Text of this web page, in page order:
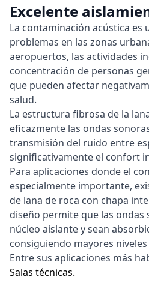
Excelente
La contaminación acústica es
problemas en las zonas
aeropuertos, las actividades
concentración de personas
que pueden afectar
salud.
La estructura fibrosa de la
eficazmente las ondas
transmisión del ruido entre
significativamente el confort
Para aplicaciones donde el
especialmente importante,
de lana de roca con chapa
diseño permite que las ondas
núcleo aislante y sean
consiguiendo mayores
Entre sus aplicaciones más
Salas técnicas.